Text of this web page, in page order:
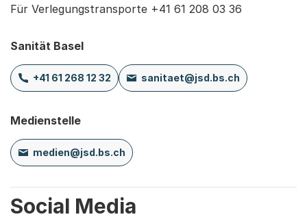
Für Verlegungstransporte +41 61 208 03 36
Sanität Basel
+41 61 268 12 32 sanitaet@jsd.bs.ch
Medienstelle
medien@jsd.bs.ch
Social Media